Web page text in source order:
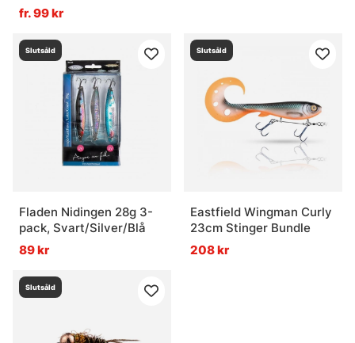
fr. 99 kr
Slutsåld
Fladen Nidingen 28g 3-
pack, Svart/Silver/Blå
89 kr
Slutsåld
Eastfield Wingman Curly
23cm Stinger Bundle
208 kr
Slutsåld